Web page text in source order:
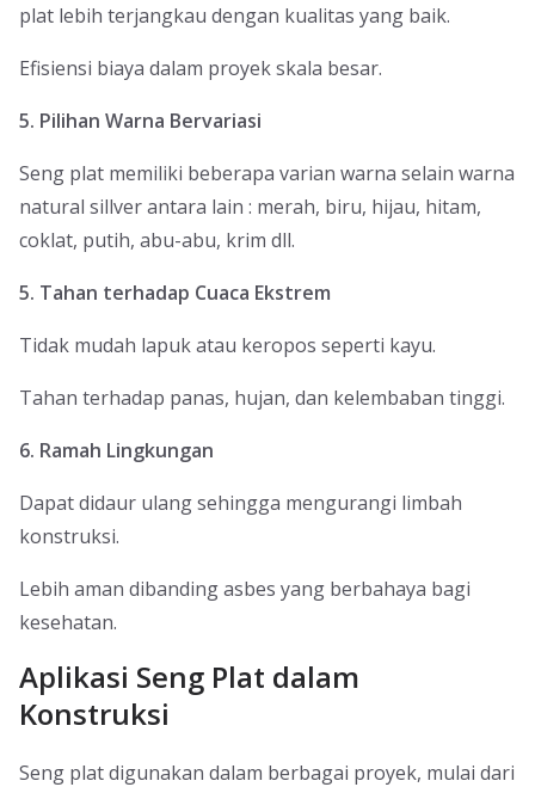
plat lebih terjangkau dengan kualitas yang baik.
Efisiensi biaya dalam proyek skala besar.
5. Pilihan Warna Bervariasi
Seng plat memiliki beberapa varian warna selain warna
natural sillver antara lain : merah, biru, hijau, hitam,
coklat, putih, abu-abu, krim dll.
5. Tahan terhadap Cuaca Ekstrem
Tidak mudah lapuk atau keropos seperti kayu.
Tahan terhadap panas, hujan, dan kelembaban tinggi.
6. Ramah Lingkungan
Dapat didaur ulang sehingga mengurangi limbah
konstruksi.
Lebih aman dibanding asbes yang berbahaya bagi
kesehatan.
Aplikasi Seng Plat dalam
Konstruksi
Seng plat digunakan dalam berbagai proyek, mulai dari